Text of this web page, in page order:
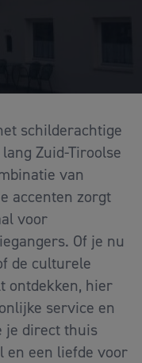
schilderachtige
Zuid-Tiroolse
van
accenten zorgt
voor
Of je nu
de culturele
ontdekken, hier
service en
je direct thuis
en een liefde voor